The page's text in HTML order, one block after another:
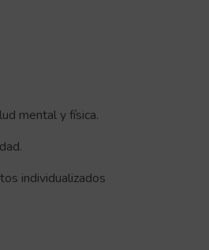
mental y física.
individualizados